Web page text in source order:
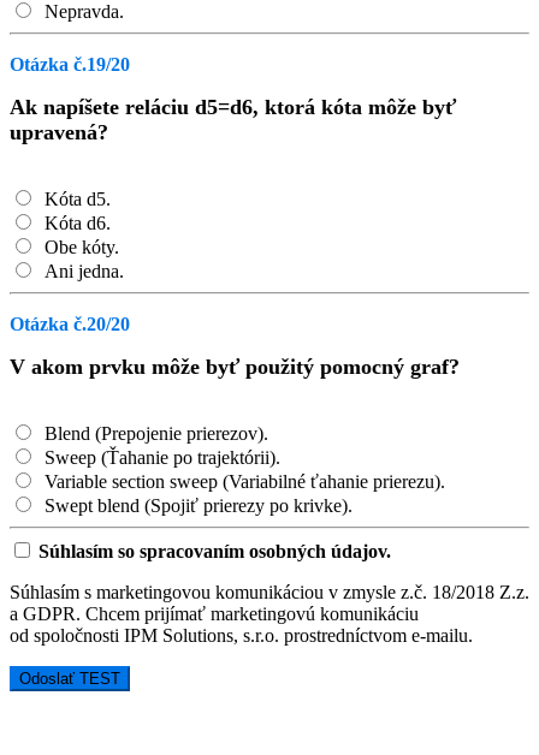
Nepravda.
Otázka č.19/20
Ak napíšete reláciu d5=d6, ktorá kóta môže byť
upravená?
Kóta d5.
Kóta d6.
Obe kóty.
Ani jedna.
Otázka č.20/20
V akom prvku môže byť použitý pomocný graf?
Blend (Prepojenie prierezov).
Sweep (Ťahanie po trajektórii).
Variable section sweep (Variabilné ťahanie prierezu).
Swept blend (Spojiť prierezy po krivke).
Súhlasím so spracovaním osobných údajov.
Súhlasím s marketingovou komunikáciou v zmysle z.č. 18/2018 Z.z.
a GDPR. Chcem prijímať marketingovú komunikáciu
od spoločnosti IPM Solutions, s.r.o. prostredníctvom e-mailu.